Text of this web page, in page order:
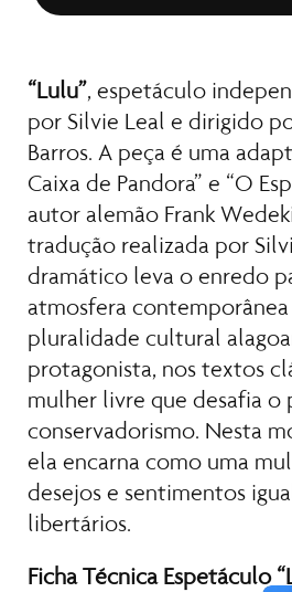
“Lulu”, espetáculo
por Silvie Leal e dirigido
Barros. A peça é uma
Caixa de Pandora” e “O
autor alemão Frank
tradução realizada por
dramático leva o enredo
atmosfera
pluralidade cultural
protagonista, nos textos
mulher livre que desafia o
conservadorismo. Nesta
ela encarna como uma
desejos e sentimentos
libertários.
Ficha Técnica Espetáculo